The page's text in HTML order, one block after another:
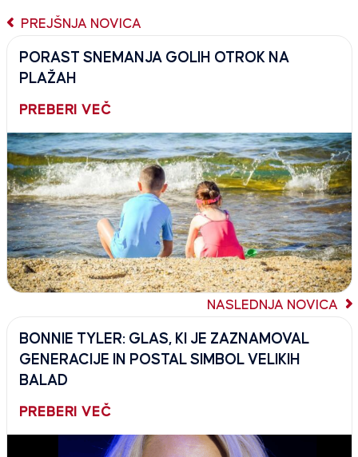
PREJŠNJA NOVICA
PORAST SNEMANJA GOLIH OTROK NA
PLAŽAH
PREBERI VEČ
NASLEDNJA NOVICA
BONNIE TYLER: GLAS, KI JE ZAZNAMOVAL
GENERACIJE IN POSTAL SIMBOL VELIKIH
BALAD
PREBERI VEČ